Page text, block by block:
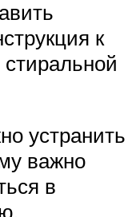
к
устранить
важно
в